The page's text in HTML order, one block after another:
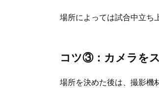
場所によっては試合中立ち
コツ③：カメラを
場所を決めた後は、撮影機